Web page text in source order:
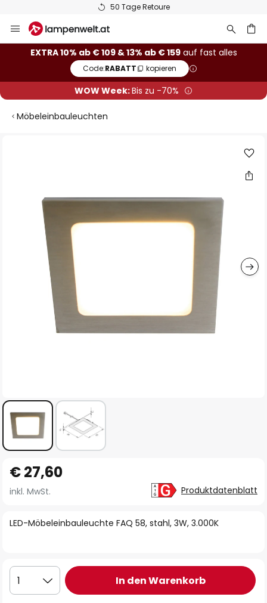
50 Tage Retoure
Inhalt
springen
EXTRA 10% ab € 109 & 13% ab € 159auf fast alles
Code:RABATT kopieren
WOW Week:Bis zu -70%
Möbeleinbauleuchten
springen
Anfang
der
springen
LED-Möbeleinbauleuchte FAQ 58, stahl, 3W, 3.000K
€ 27,60
inkl. MwSt. Produktdatenblatt
1 In den Warenkorb